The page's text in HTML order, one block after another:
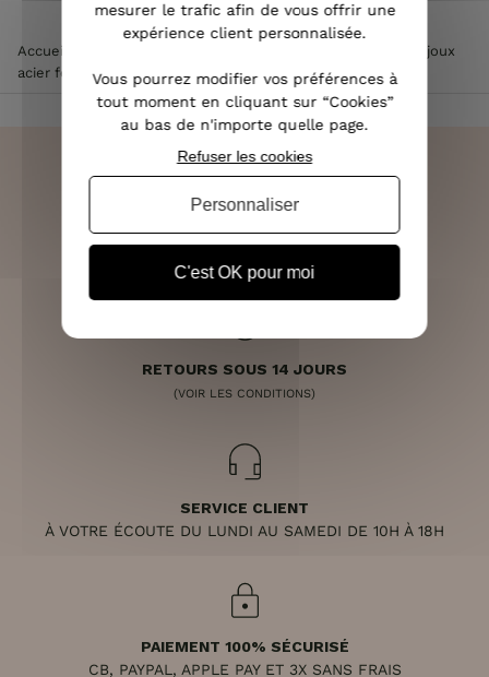
Accueil
Bijoux
acier femme >Charm acier constellation Or
LIVRAISON RAPIDE
RETOURS SOUS 14 JOURS
(VOIR LES CONDITIONS)
SERVICE CLIENT
À VOTRE ÉCOUTE DU LUNDI AU SAMEDI DE 10H À 18H
PAIEMENT 100% SÉCURISÉ
CB, PAYPAL, APPLE PAY ET 3X SANS FRAIS
mesurer le trafic afin de vous offrir une
expérience client personnalisée.
Vous pourrez modifier vos préférences à
tout moment en cliquant sur “Cookies”
au bas de n'importe quelle page.
C'est OK pour moi
Refuser les cookies
Personnaliser